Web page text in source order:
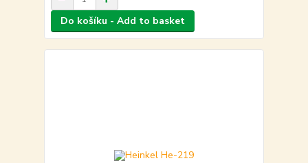
Do košíku - Add to basket